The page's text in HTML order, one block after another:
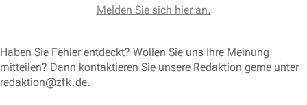
Melden Sie sich hier an.
Haben Sie Fehler entdeckt? Wollen Sie uns Ihre Meinung
mitteilen? Dann kontaktieren Sie unsere Redaktion gerne unter
redaktion@zfk.de.